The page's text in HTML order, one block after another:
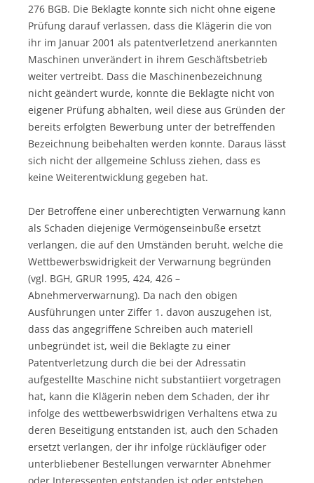
276 BGB. Die Beklagte konnte sich nicht ohne eigene
Prüfung darauf verlassen, dass die Klägerin die von
ihr im Januar 2001 als patentverletzend anerkannten
Maschinen unverändert in ihrem Geschäftsbetrieb
weiter vertreibt. Dass die Maschinenbezeichnung
nicht geändert wurde, konnte die Beklagte nicht von
eigener Prüfung abhalten, weil diese aus Gründen der
bereits erfolgten Bewerbung unter der betreffenden
Bezeichnung beibehalten werden konnte. Daraus lässt
sich nicht der allgemeine Schluss ziehen, dass es
keine Weiterentwicklung gegeben hat.
Der Betroffene einer unberechtigten Verwarnung kann
als Schaden diejenige Vermögenseinbuße ersetzt
verlangen, die auf den Umständen beruht, welche die
Wettbewerbswidrigkeit der Verwarnung begründen
(vgl. BGH, GRUR 1995, 424, 426 –
Abnehmerverwarnung). Da nach den obigen
Ausführungen unter Ziffer 1. davon auszugehen ist,
dass das angegriffene Schreiben auch materiell
unbegründet ist, weil die Beklagte zu einer
Patentverletzung durch die bei der Adressatin
aufgestellte Maschine nicht substantiiert vorgetragen
hat, kann die Klägerin neben dem Schaden, der ihr
infolge des wettbewerbswidrigen Verhaltens etwa zu
deren Beseitigung entstanden ist, auch den Schaden
ersetzt verlangen, der ihr infolge rückläufiger oder
unterbliebener Bestellungen verwarnter Abnehmer
oder Interessenten entstanden ist oder entstehen